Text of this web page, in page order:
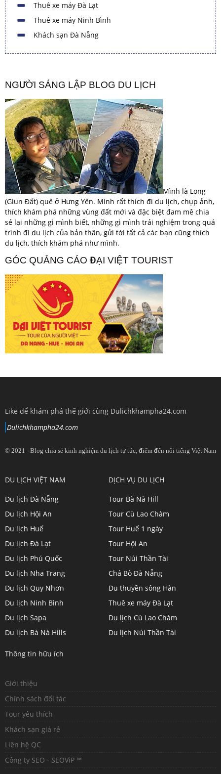
Thuê xe máy Đà Lạt
Thuê xe máy Ninh Bình
Khách sạn Đà Nẵng
NGƯỜI SÁNG LẬP BLOG DU LỊCH
Mình là Long
(Giun Đất) quê ở Hưng Yên. Mình rất thích đi du lịch, chụp ảnh,
thích khám phá những vùng đất mới và đặc biệt đam mê chia
sẻ lại những gì mình biết, những gì mình trải nghiệm trong quá
trình đi du lịch của bản thân, gửi tới tất cả các bạn cũng thích
du lịch, thích khám phá như mình.
GÓC QUẢNG CÁO ĐẠI VIỆT TOURIST
Like để khám phá thế giới cùng Dulichkhampha24.com
Dulichkhampha24.com
© 2021 - Blog chia sẻ kinh nghiệm du lịch tự túc, điểm đến nổi tiếng Việt Nam
profile
on
Twitter
profile
on
LinkedIn
profile
on
YouTube
profile
on
Google+
DU LỊCH VIỆT NAM
Du lịch Đà Nẵng
Du lịch Hội An
Du lịch Huế
Du lịch Đà Lạt
Du lịch Phú Quốc
Du lịch Nha Trang
Du lịch Quy Nhơn
Du lịch Ninh Bình
Du lịch Sapa
Du lịch Bà Nà Hills
DỊCH VỤ DU LỊCH
Tour Bà Nà Hill
Tour Cù Lao Chàm
Tour Huế 1 ngày
Tour Hội An
Tour Núi Thần Tài
Chả Bò Đà Nẵng
Du thuyền sông Hàn
Thuê xe máy Đà Lạt
Du lịch Cù Lao Chàm
Du lịch Núi Thần Tài
Thông tin hữu ích
Giới thiệu
Chính sách đối tác
Tour yêu thích
Khách sạn giá rẻ
Liên hệ QC
Công ty SEO - SEOViP ™